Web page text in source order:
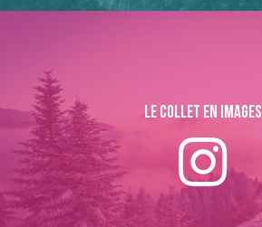
Le collet en images